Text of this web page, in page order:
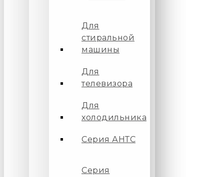
Для
стиральной
машины
Для
телевизора
Для
холодильника
Серия АНТС
Серия